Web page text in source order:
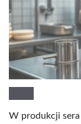
W produkcji